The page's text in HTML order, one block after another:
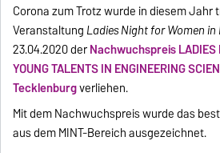
Corona zum Trotz wurde in diesem Jahr
Veranstaltung Ladies Night for Women
23.04.2020 derNachwuchspreis LADIES
YOUNG TALENTS IN ENGINEERING
Tecklenburgverliehen.
Mit dem Nachwuchspreis wurde das
aus dem MINT-Bereich ausgezeichnet.